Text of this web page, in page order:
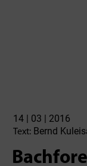
14 | 03 | 2016
Text: Bernd